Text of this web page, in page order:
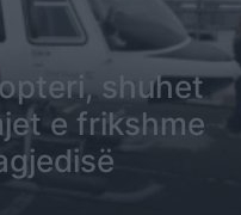
shuhet
e frikshme